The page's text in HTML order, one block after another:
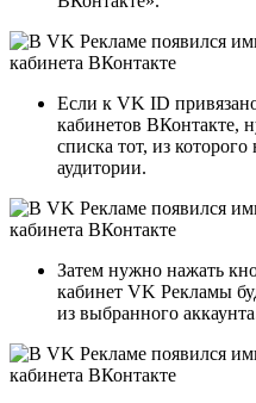
Если к VK ID
кабинетов ВКонтакте,
списка тот, из
аудитории.
Затем нужно нажать
кабинет VK Рекламы
из выбранного